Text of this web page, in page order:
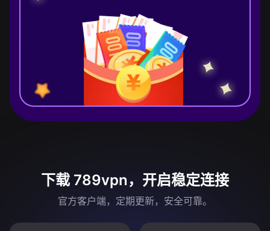
下载 789vpn，开启稳定连接
官方客户端，定期更新，安全可靠。